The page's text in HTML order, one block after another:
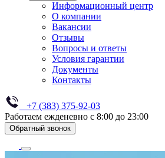
Информационный центр
О компании
Вакансии
Отзывы
Вопросы и ответы
Условия гарантии
Документы
Контакты
+7 (383) 375-92-03
Работаем ежденевно с 8:00 до 23:00
Обратный звонок